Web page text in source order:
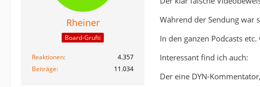
Rheiner
Board-Grufti
Reaktionen
4.357
Beiträge
11.034
Während der Sendung war
In den ganzen Podcasts
Interessant find ich auch:
Der eine DYN-